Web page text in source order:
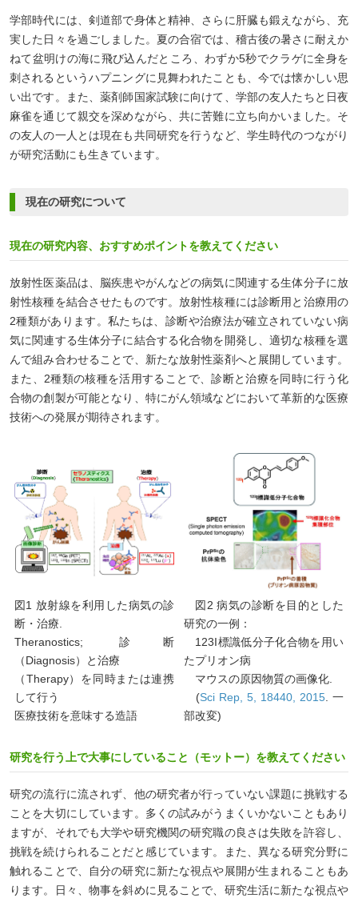
学部時代には、剣道部で身体と精神、さらに肝臓も鍛えながら、充
実した日々を過ごしました。夏の合宿では、稽古後の暑さに耐えか
ねて盆明けの海に飛び込んだところ、わずか5秒でクラゲに全身を
刺されるというハプニングに見舞われたことも、今では懐かしい思
い出です。また、薬剤師国家試験に向けて、学部の友人たちと日夜
麻雀を通じて親交を深めながら、共に苦難に立ち向かいました。そ
の友人の一人とは現在も共同研究を行うなど、学生時代のつながり
が研究活動にも生きています。
現在の研究について
現在の研究内容、おすすめポイントを教えてください
放射性医薬品は、脳疾患やがんなどの病気に関連する生体分子に放
射性核種を結合させたものです。放射性核種には診断用と治療用の
2種類があります。私たちは、診断や治療法が確立されていない病
気に関連する生体分子に結合する化合物を開発し、適切な核種を選
んで組み合わせることで、新たな放射性薬剤へと展開しています。
また、2種類の核種を活用することで、診断と治療を同時に行う化
合物の創製が可能となり、特にがん領域などにおいて革新的な医療
技術への発展が期待されます。
図1 放射線を利用した病気の診
断・治療.
Theranostics; 診断
（Diagnosis）と治療
（Therapy）を同時または連携
して行う
医療技術を意味する造語
図2 病気の診断を目的とした
研究の一例：
123I標識低分子化合物を用い
たプリオン病
マウスの原因物質の画像化.
(Sci Rep, 5, 18440, 2015 . 一
部改変)
研究を行う上で大事にしていること（モットー）を教えてください
研究の流行に流されず、他の研究者が行っていない課題に挑戦する
ことを大切にしています。多くの試みがうまくいかないこともあり
ますが、それでも大学や研究機関の研究職の良さは失敗を許容し、
挑戦を続けられることだと感じています。また、異なる研究分野に
触れることで、自分の研究に新たな視点や展開が生まれることもあ
ります。日々、物事を斜めに見ることで、研究生活に新たな視点や